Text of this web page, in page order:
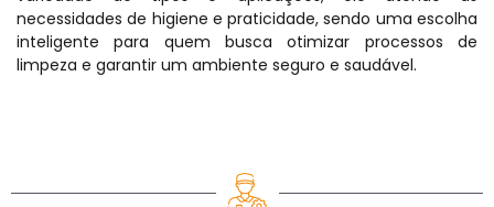
necessidades de higiene e praticidade, sendo uma escolha
inteligente para quem busca otimizar processos de
limpeza e garantir um ambiente seguro e saudável.